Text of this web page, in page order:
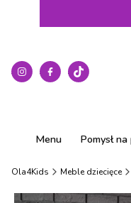
Menu Pomysł
Ola4Kids Meble dziecięce